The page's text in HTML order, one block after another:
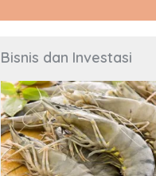
Bisnis dan Investasi